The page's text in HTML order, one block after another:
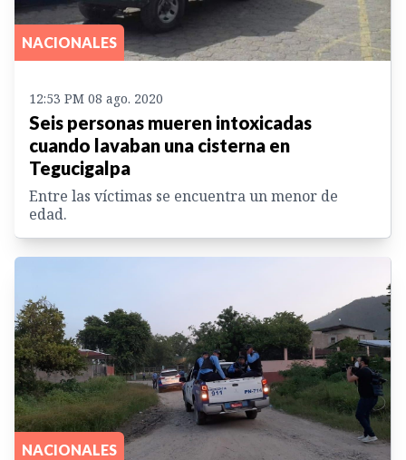
NACIONALES
12:53 PM 08 ago. 2020
Seis personas mueren intoxicadas
cuando lavaban una cisterna en
Tegucigalpa
Entre las víctimas se encuentra un menor de
edad.
NACIONALES